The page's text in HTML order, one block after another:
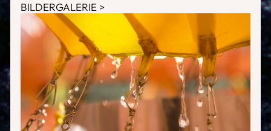
BILDERGALERIE